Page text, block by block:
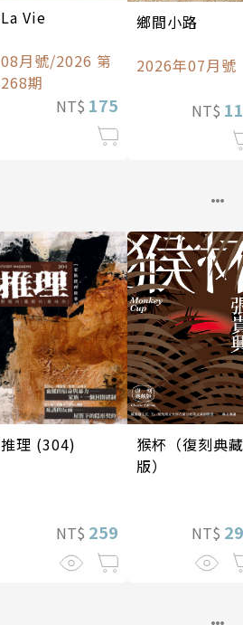
La Vie
08月號/2026 第
268期
NT$ 175
鄉間小路
2026年07月號
NT$
推理 (304)
NT$ 259
猴杯（復刻典藏
版）
NT$